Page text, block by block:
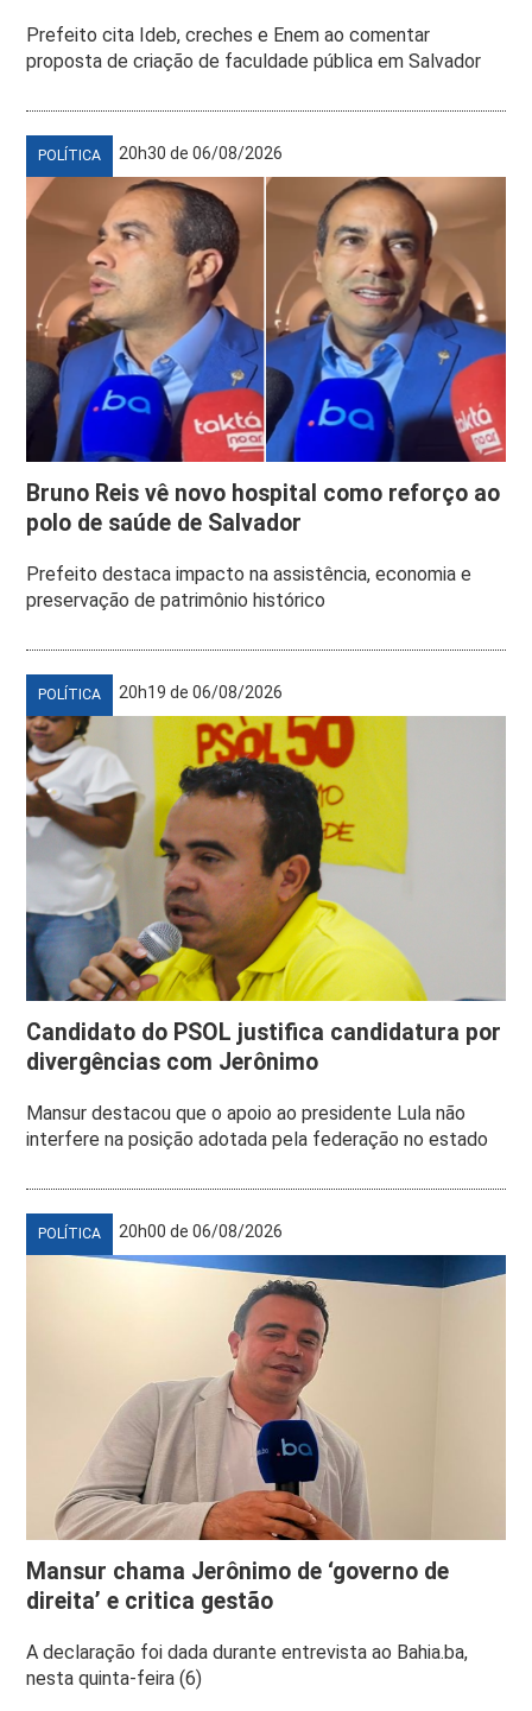
Prefeito cita Ideb, creches e Enem ao comentar
proposta de criação de faculdade pública em Salvador
POLÍTICA 20h30 de 06/08/2026
Bruno Reis vê novo hospital como reforço ao
polo de saúde de Salvador
Prefeito destaca impacto na assistência, economia e
preservação de patrimônio histórico
POLÍTICA 20h19 de 06/08/2026
Candidato do PSOL justifica candidatura por
divergências com Jerônimo
Mansur destacou que o apoio ao presidente Lula não
interfere na posição adotada pela federação no estado
POLÍTICA 20h00 de 06/08/2026
Mansur chama Jerônimo de ‘governo de
direita’ e critica gestão
A declaração foi dada durante entrevista ao Bahia.ba,
nesta quinta-feira (6)